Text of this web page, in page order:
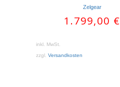
Zelgear
1.799,00 €
inkl. MwSt.
zzgl.Versandkosten